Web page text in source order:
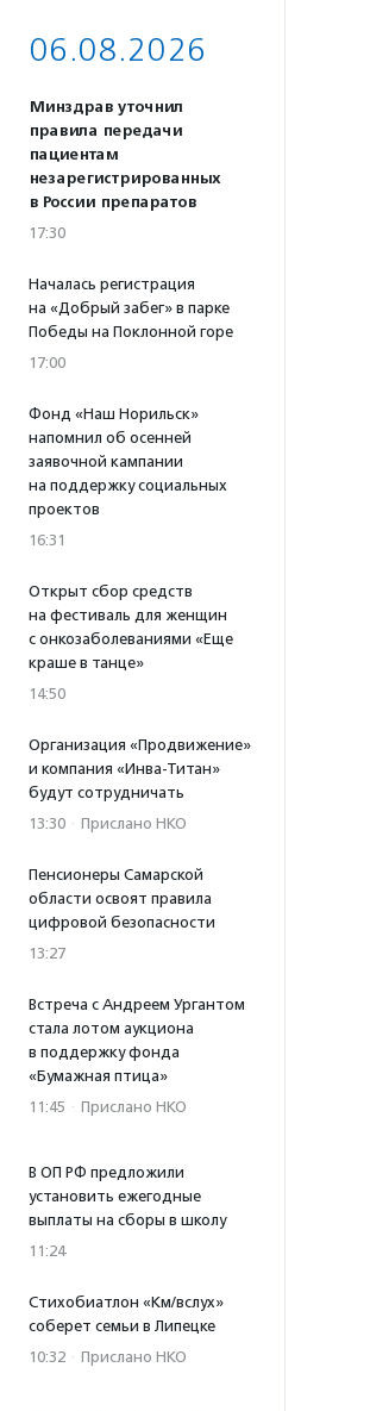
06.08.2026
Минздрав уточнил
правила передачи
пациентам
незарегистрированных
в России препаратов
17:30
Началась регистрация
на «Добрый забег» в парке
Победы на Поклонной горе
17:00
Фонд «Наш Норильск»
напомнил об осенней
заявочной кампании
на поддержку социальных
проектов
16:31
Открыт сбор средств
на фестиваль для женщин
с онкозаболеваниями «Еще
краше в танце»
14:50
Организация «Продвижение»
и компания «Инва-Титан»
будут сотрудничать
13:30 · Прислано НКО
Пенсионеры Самарской
области освоят правила
цифровой безопасности
13:27
Встреча с Андреем Ургантом
стала лотом аукциона
в поддержку фонда
«Бумажная птица»
11:45 · Прислано НКО
В ОП РФ предложили
установить ежегодные
выплаты на сборы в школу
11:24
Стихобиатлон «Км/вслух»
соберет семьи в Липецке
10:32 · Прислано НКО